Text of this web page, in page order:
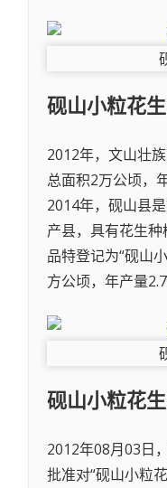
砚山小粒花生
2012年，文山壮
总面积2万公顷，
2014年，砚山县
产县，具有花生
品特登记为“砚山
方公顷，年产量2.7
砚山小粒花生
2012年08月03日
批准对“砚山小粒